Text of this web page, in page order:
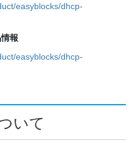
easyblocks/dhcp-
報
easyblocks/dhcp-
いて